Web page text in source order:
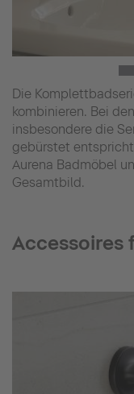
Die
kombinieren. Bei den
insbesondere die
gebürstet
Aurena Badmöbel
Gesamtbild.
Accessoires